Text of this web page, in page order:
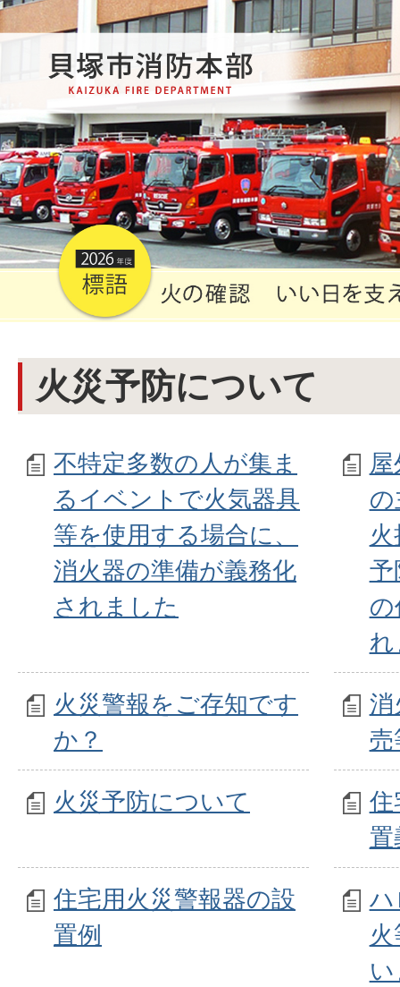
火災予防について
不特定多数の人が集ま
るイベントで火気器具
等を使用する場合に、
消火器の準備が義務化
されました
予
火災警報をご存知です
か？
消
火災予防について
住
住宅用火災警報器の設
置例
ハ